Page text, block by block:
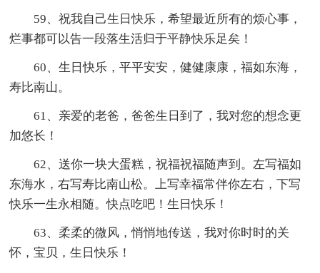
59、祝我自己生日快乐，希望最近所有的烦心事，
烂事都可以告一段落生活归于平静快乐足矣！
60、生日快乐，平平安安，健健康康，福如东海，
寿比南山。
61、亲爱的老爸，爸爸生日到了，我对您的想念更
加悠长！
62、送你一块大蛋糕，祝福祝福随声到。左写福如
东海水，右写寿比南山松。上写幸福常伴你左右，下写
快乐一生永相随。快点吃吧！生日快乐！
63、柔柔的微风，悄悄地传送，我对你时时的关
怀，宝贝，生日快乐！